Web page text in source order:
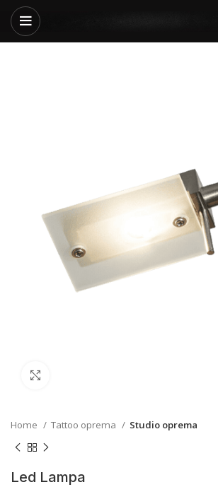
Home Tattoo oprema Studio oprema
Led Lampa